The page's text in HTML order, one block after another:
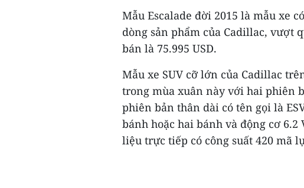
Mẫu Escalade đời 2015 là mẫu xe
dòng sản phẩm của Cadillac, vượt
bán là 75.995 USD.
Mẫu xe SUV cỡ lớn của Cadillac
trong mùa xuân này với hai phiên
phiên bản thân dài có tên gọi là
bánh hoặc hai bánh và động cơ
liệu trực tiếp có công suất 420 mã